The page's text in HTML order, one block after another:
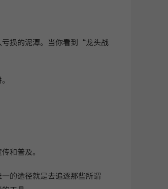
损的泥潭。当你看到“龙头战
和普及。
的途径就是去追逐那些所谓